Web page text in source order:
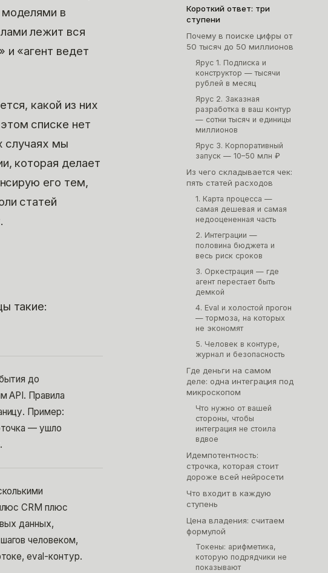
моделями в
лежит вся
и «агент ведет
какой из них
списке нет
случаях мы
которая делает
его тем,
статей
такие:
до
API. Правила
Пример:
— ушло
CRM плюс
данных,
человеком,
eval-контур.
Короткий ответ: три
ступени
Почему в поиске цифры от
50 тысяч до 50 миллионов
Ярус 1. Подписка и
конструктор — тысячи
рублей в месяц
Ярус 2. Заказная
разработка в ваш контур
— сотни тысяч и единицы
миллионов
Ярус 3. Корпоративный
запуск — 10–50 млн ₽
Из чего складывается чек:
пять статей расходов
1. Карта процесса —
самая дешевая и самая
недооцененная часть
2. Интеграции —
половина бюджета и
весь риск сроков
3. Оркестрация — где
агент перестает быть
демкой
4. Eval и холостой прогон
— тормоза, на которых
не экономят
5. Человек в контуре,
журнал и безопасность
Где деньги на самом
деле: одна интеграция под
микроскопом
Что нужно от вашей
стороны, чтобы
интеграция не стоила
вдвое
Идемпотентность:
строчка, которая стоит
дороже всей нейросети
Что входит в каждую
ступень
Цена владения: считаем
формулой
Токены: арифметика,
которую подрядчики не
показывают